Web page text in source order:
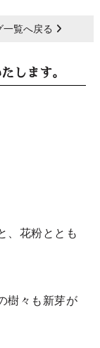
一覧へ戻る
します。
、花粉ととも
樹々も新芽が